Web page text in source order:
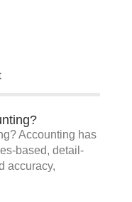
Accounting has
based, detail-
accuracy,